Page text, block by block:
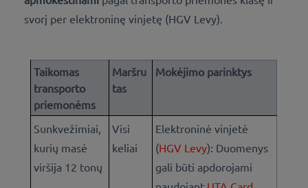
svorį per elektroninę vinjetę (HGV Levy).
Taikomas
transporto
priemonėms
Maršru
tas
Mokėjimo parinktys
Sunkvežimiai,
kurių masė
viršija 12 tonų
Visi
keliai
Elektroninė vinjetė
(HGV Levy): Duomenys
gali būti apdorojami